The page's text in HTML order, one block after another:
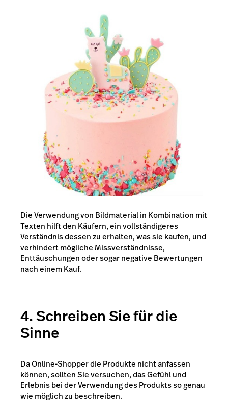
Die Verwendung von Bildmaterial in Kombination mit
Texten hilft den Käufern, ein vollständigeres
Verständnis dessen zu erhalten, was sie kaufen, und
verhindert mögliche Missverständnisse,
Enttäuschungen oder sogar negative Bewertungen
nach einem Kauf.
4. Schreiben Sie für die
Sinne
Da Online-Shopper die Produkte nicht anfassen
können, sollten Sie versuchen, das Gefühl und
Erlebnis bei der Verwendung des Produkts so genau
wie möglich zu beschreiben.